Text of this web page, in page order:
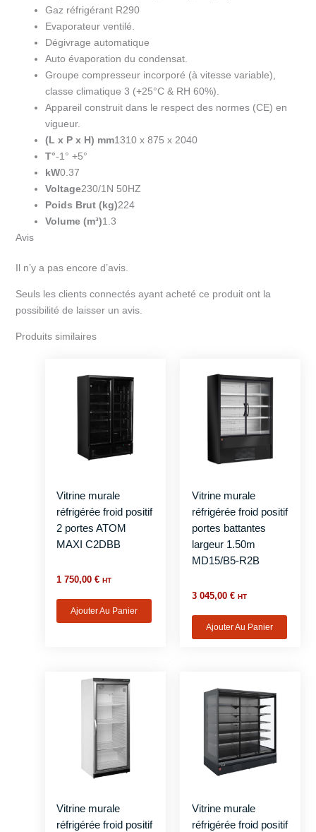
Gaz réfrigérant R290
Evaporateur ventilé.
Dégivrage automatique
Auto évaporation du condensat.
Groupe compresseur incorporé (à vitesse variable),
classe climatique 3 (+25°C & RH 60%).
Appareil construit dans le respect des normes (CE) en
vigueur.
(L x P x H) mm1310 x 875 x 2040
T°-1° +5°
kW0.37
Voltage230/1N 50HZ
Poids Brut (kg)224
Volume (m³)1.3
Avis
Il n’y a pas encore d’avis.
Seuls les clients connectés ayant acheté ce produit ont la
possibilité de laisser un avis.
Produits similaires
Vitrine murale
réfrigérée froid positif
2 portes ATOM
MAXI C2DBB
1 750,00€ HT
Ajouter Au Panier
Vitrine murale
réfrigérée froid positif
portes battantes
largeur 1.50m
MD15/B5-R2B
3 045,00 € HT
Ajouter Au Panier
Vitrine murale
réfrigérée froid positif
Vitrine murale
réfrigérée froid positif